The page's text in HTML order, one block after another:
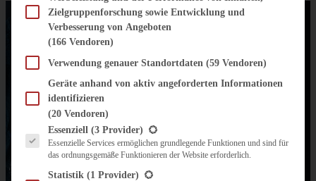
Zielgruppenforschung sowie Entwicklung und
Verbesserung von Angeboten
(166 Vendoren)
Verwendung genauer Standortdaten (59 Vendoren)
Geräte anhand von aktiv angeforderten Informationen
identifizieren
(20 Vendoren)
Es folgt eine Liste der Service-Gruppen, für die eine Einwilligung erteilt werden
Essenziell (3 Provider)
Essenzielle Services ermöglichen grundlegende Funktionen und sind für
das ordnungsgemäße Funktionieren der Website erforderlich.
Statistik (1 Provider)